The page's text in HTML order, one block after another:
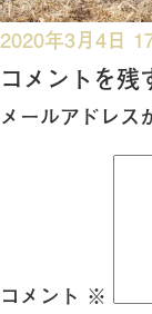
投
稿
日:
2020年3月4日 フ
ル
サ
コメントを残
メールアドレス
コメント ※